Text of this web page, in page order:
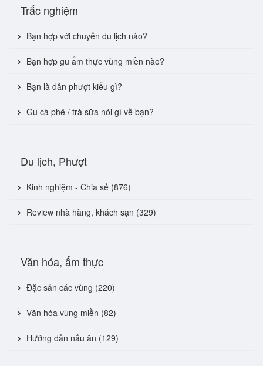
Trắc nghiệm
Bạn hợp với chuyến du lịch nào?
Bạn hợp gu ẩm thực vùng miền nào?
Bạn là dân phượt kiểu gì?
Gu cà phê / trà sữa nói gì về bạn?
Du lịch, Phượt
Kinh nghiệm - Chia sẻ (876)
Review nhà hàng, khách sạn (329)
Văn hóa, ẩm thực
Đặc sản các vùng (220)
Văn hóa vùng miền (82)
Hướng dẫn nấu ăn (129)